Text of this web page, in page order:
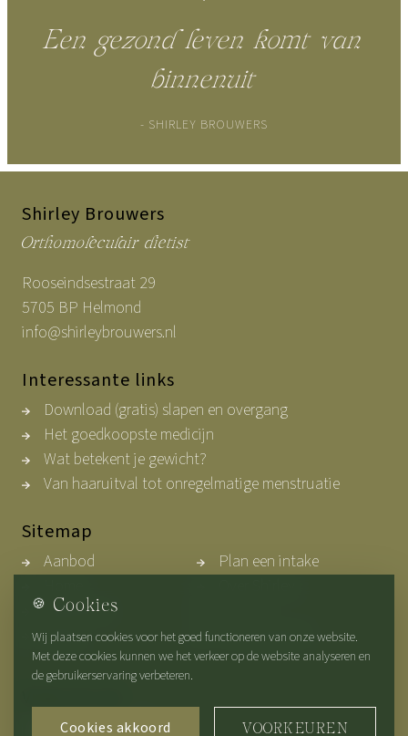
Een gezond leven komt van
binnenuit
- SHIRLEY BROUWERS
Shirley Brouwers
Orthomoleculair dietist
Rooseindsestraat 29
5705 BP Helmond
info@shirleybrouwers.nl
Interessante links
Download (gratis) slapen en overgang
Het goedkoopste medicijn
Wat betekent je gewicht?
Van haaruitval tot onregelmatige menstruatie
Sitemap
Aanbod
Plan een intake
Werkwijze
Blogs
Privacybeleid
🍪 Cookies
Wij plaatsen cookies voor het goed functioneren van onze website.
Met deze cookies kunnen we het verkeer op de website analyseren en
de gebruikerservaring verbeteren.
Cookies akkoord VOORKEUREN